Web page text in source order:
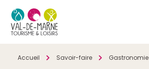
Accueil Savoir-faire Gastronomie